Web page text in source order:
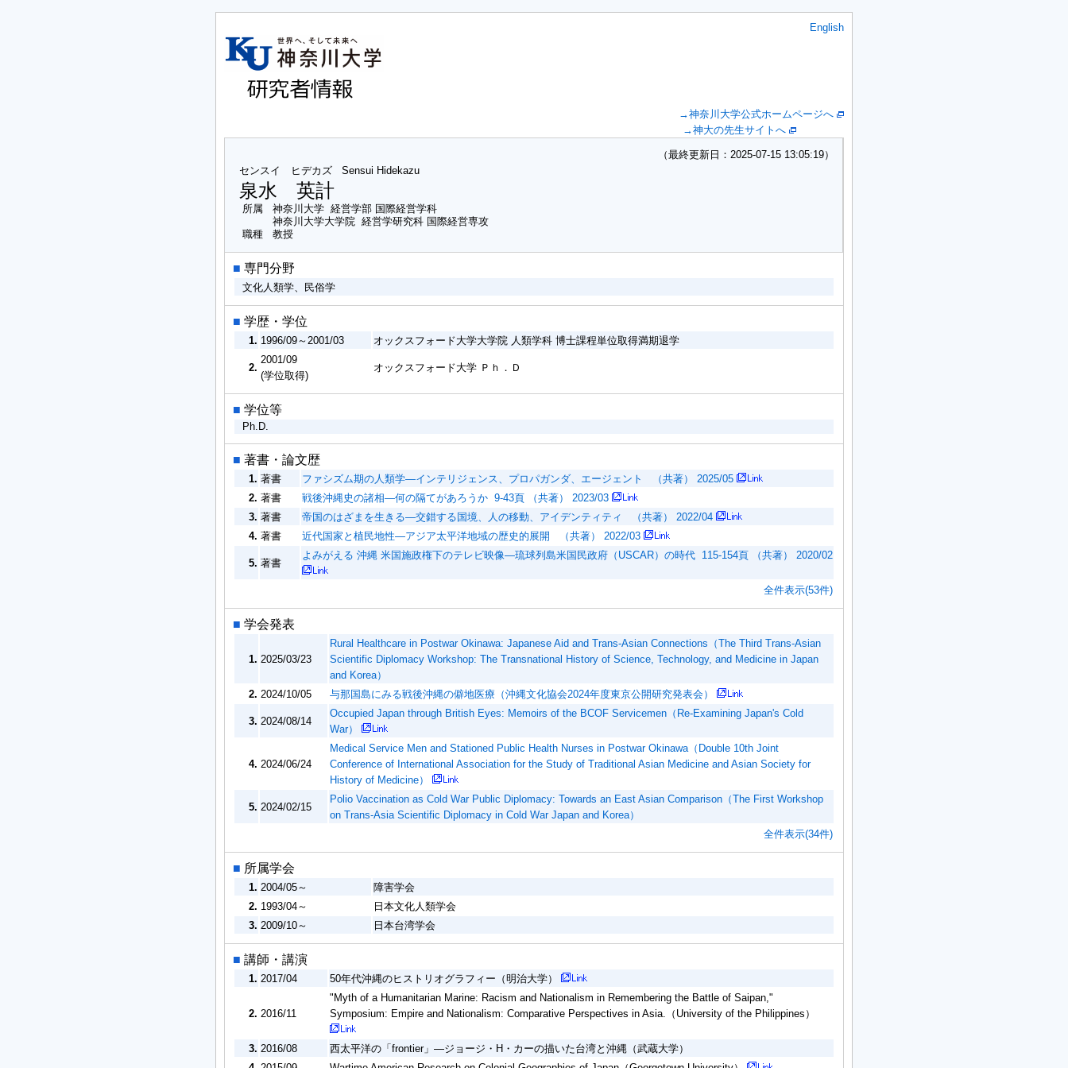
English
→神奈川大学公式ホームページへ
→神大の先生サイトへ
（最終更新日：2025-07-15 13:05:19）
センスイ ヒデカズ
Sensui Hidekazu
泉水 英計
所属
神奈川大学 経営学部 国際経営学科
神奈川大学大学院 経営学研究科 国際経営専攻
職種
教授
■ 専門分野
文化人類学、民俗学
■ 学歴・学位
1. 1996/09～2001/03 オックスフォード大学大学院 人類学科 博士課程単位取得満期退学
2.
2001/09
(学位取得)
オックスフォード大学 Ｐｈ．Ｄ
■ 学位等
Ph.D.
■ 著書・論文歴
1. 著書
ファシズム期の人類学―インテリジェンス、プロパガンダ、エージェント （共著） 2025/05
2. 著書
戦後沖縄史の諸相—何の隔てがあろうか 9-43頁 （共著） 2023/03
3. 著書
帝国のはざまを生きる—交錯する国境、人の移動、アイデンティティ （共著） 2022/04
4. 著書 近代国家と植民地性—アジア太平洋地域の歴史的展開 （共著） 2022/03
5. 著書
よみがえる 沖縄 米国施政権下のテレビ映像—琉球列島米国民政府（USCAR）の時代 115-154頁 （共著） 2020/02
全件表示(53件)
■ 学会発表
1. 2025/03/23
Rural Healthcare in Postwar Okinawa: Japanese Aid and Trans-Asian Connections（The Third Trans-Asian
Scientific Diplomacy Workshop: The Transnational History of Science, Technology, and Medicine in Japan
and Korea）
2. 2024/10/05 与那国島にみる戦後沖縄の僻地医療（沖縄文化協会2024年度東京公開研究発表会）
3. 2024/08/14
Occupied Japan through British Eyes: Memoirs of the BCOF Servicemen（Re-Examining Japan's Cold
War）
4. 2024/06/24
Medical Service Men and Stationed Public Health Nurses in Postwar Okinawa（Double 10th Joint
Conference of International Association for the Study of Traditional Asian Medicine and Asian Society for
History of Medicine）
5. 2024/02/15
Polio Vaccination as Cold War Public Diplomacy: Towards an East Asian Comparison（The First Workshop
on Trans-Asia Scientific Diplomacy in Cold War Japan and Korea）
全件表示(34件)
■ 所属学会
1. 2004/05～
障害学会
2. 1993/04～
日本文化人類学会
3. 2009/10～ 日本台湾学会
■ 講師・講演
1. 2017/04 50年代沖縄のヒストリオグラフィー（明治大学）
2. 2016/11
"Myth of a Humanitarian Marine: Racism and Nationalism in Remembering the Battle of Saipan,"
Symposium: Empire and Nationalism: Comparative Perspectives in Asia.（University of the Philippines）
3. 2016/08
西太平洋の「frontier」―ジョージ・H・カーの描いた台湾と沖縄（武蔵大学）